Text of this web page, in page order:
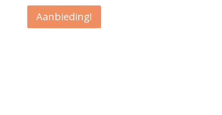
Aanbieding!